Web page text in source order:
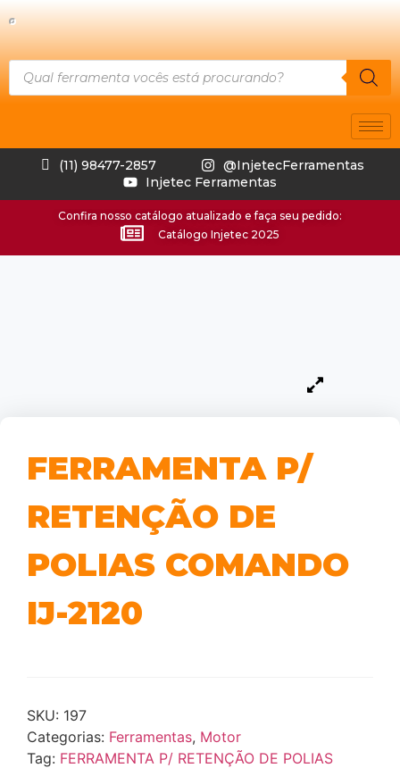
(11) 98477-2857
@InjetecFerramentas
Injetec Ferramentas
Confira nosso catálogo atualizado e faça seu pedido:
Catálogo Injetec 2025
FERRAMENTA P/
RETENÇÃO DE
POLIAS COMANDO
IJ-2120
SKU: 197
Categorias: Ferramentas, Motor
Tag: FERRAMENTA P/ RETENÇÃO DE POLIAS